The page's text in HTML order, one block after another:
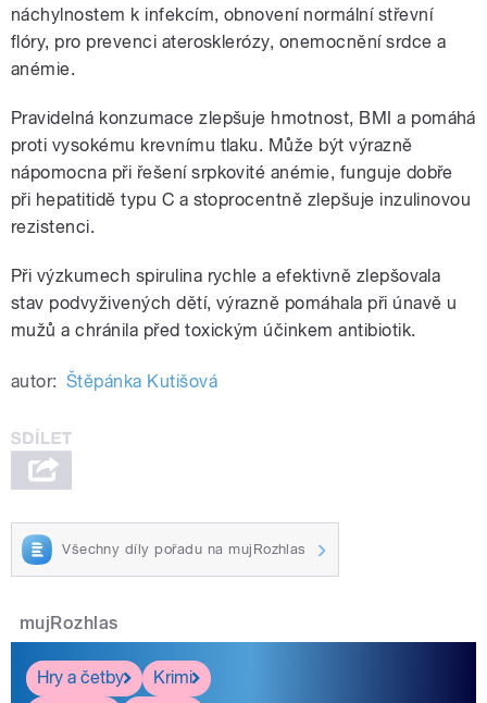
náchylnostem k infekcím, obnovení normální střevní
flóry, pro prevenci aterosklerózy, onemocnění srdce a
anémie.
Pravidelná konzumace zlepšuje hmotnost, BMI a pomáhá
proti vysokému krevnímu tlaku. Může být výrazně
nápomocna při řešení srpkovité anémie, funguje dobře
při hepatitidě typu C a stoprocentně zlepšuje inzulinovou
rezistenci.
Při výzkumech spirulina rychle a efektivně zlepšovala
stav podvyživených dětí, výrazně pomáhala při únavě u
mužů a chránila před toxickým účinkem antibiotik.
autor: Štěpánka Kutišová
Všechny díly pořadu na mujRozhlas
mujRozhlas
Hry a četby Krimi